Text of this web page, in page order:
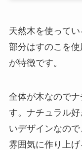
天然木を使って
部分はすのこを
が特徴です。
全体が木なので
す。ナチュラル
いデザインなの
雰囲気に作り上げ